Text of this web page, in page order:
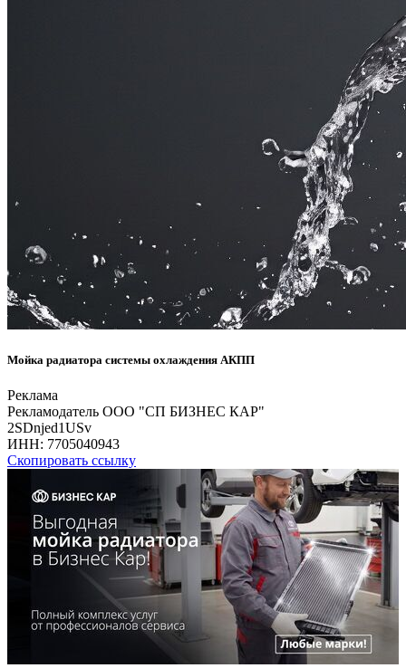
Мойка радиатора системы охлаждения АКПП
Реклама
Рекламодатель ООО "СП БИЗНЕС КАР"
2SDnjed1USv
ИНН: 7705040943
Скопировать ссылку